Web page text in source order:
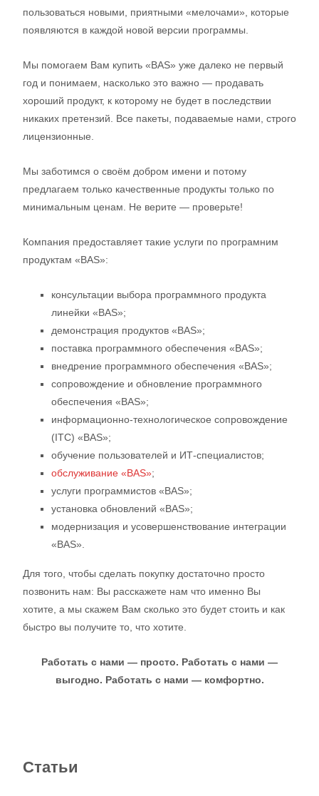
пользоваться новыми, приятными «мелочами», которые
появляются в каждой новой версии программы.
Мы помогаем Вам купить «BAS» уже далеко не первый
год и понимаем, насколько это важно — продавать
хороший продукт, к которому не будет в последствии
никаких претензий. Все пакеты, подаваемые нами, строго
лицензионные.
Мы заботимся о своём добром имени и потому
предлагаем только качественные продукты только по
минимальным ценам. Не верите — проверьте!
Компания предоставляет такие услуги по програмним
продуктам «BAS»:
консультации выбора программного продукта
линейки «BAS»;
демонстрация продуктов «BAS»;
поставка программного обеспечения «BAS»;
внедрение программного обеспечения «BAS»;
сопровождение и обновление программного
обеспечения «BAS»;
информационно-технологическое сопровождение
(ІТС) «BAS»;
обучение пользователей и ИТ-специалистов;
обслуживание «BAS»;
услуги программистов «BAS»;
установка обновлений «BAS»;
модернизация и усовершенствование интеграции
«BAS».
Для того, чтобы сделать покупку достаточно просто
позвонить нам: Вы расскажете нам что именно Вы
хотите, а мы скажем Вам сколько это будет стоить и как
быстро вы получите то, что хотите.
Работать с нами — просто. Работать с нами —
выгодно. Работать с нами — комфортно.
Статьи